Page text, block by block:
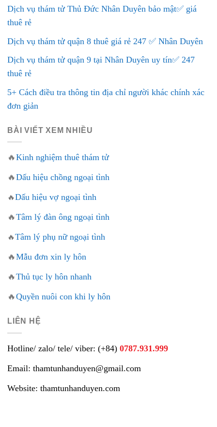
Dịch vụ thám tử Thủ Đức Nhân Duyên bảo mật✅ giá
thuê rẻ
Dịch vụ thám tử quận 8 thuê giá rẻ 247 ✅ Nhân Duyên
Dịch vụ thám tử quận 9 tại Nhân Duyên uy tín✅ 247
thuê rẻ
5+ Cách điều tra thông tin địa chỉ người khác chính xác
đơn giản
BÀI VIẾT XEM NHIỀU
🔥Kinh nghiệm thuê thám tử
🔥Dấu hiệu chồng ngoại tình
🔥Dấu hiệu vợ ngoại tình
🔥Tâm lý đàn ông ngoại tình
🔥Tâm lý phụ nữ ngoại tình
🔥Mẫu đơn xin ly hôn
🔥Thủ tục ly hôn nhanh
🔥Quyền nuôi con khi ly hôn
LIÊN HỆ
Hotline/ zalo/ tele/ viber: (+84) 0787.931.999
Email: thamtunhanduyen@gmail.com
Website: thamtunhanduyen.com